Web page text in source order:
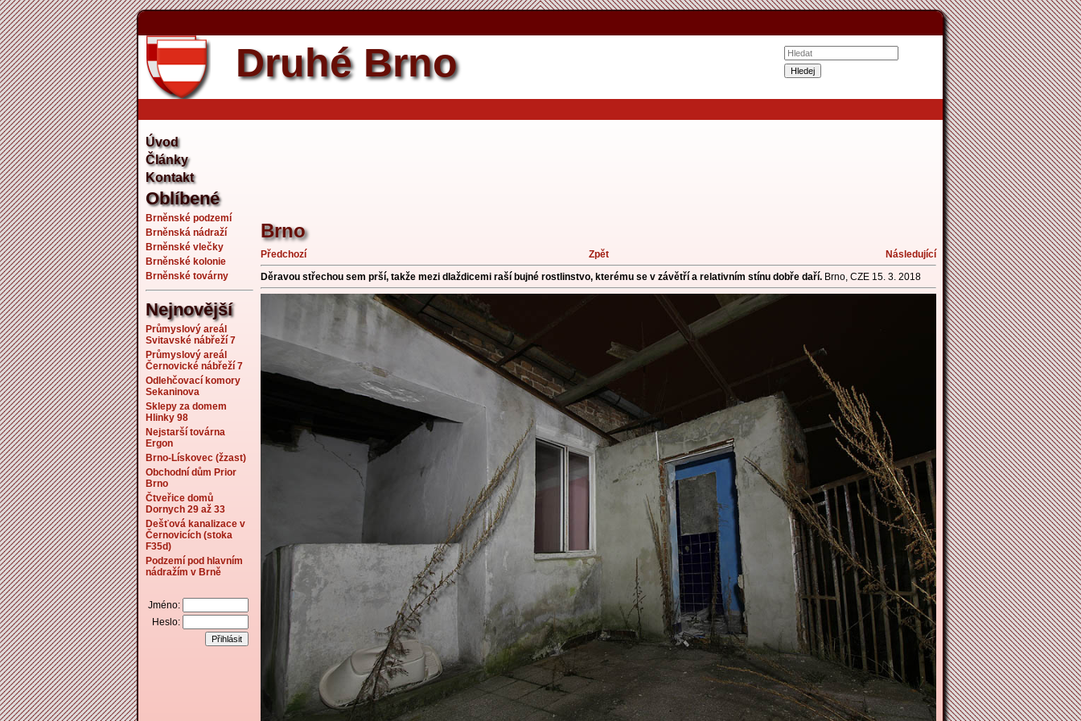
Zpět by se nemělo měnit.
Druhé Brno
Úvod
Články
Kontakt
Oblíbené
Brněnské podzemí
Brněnská nádraží
Brněnské vlečky
Brněnské kolonie
Brněnské továrny
Nejnovější
Průmyslový areál
Svitavské nábřeží 7
Průmyslový areál
Černovické nábřeží 7
Odlehčovací komory
Sekaninova
Sklepy za domem
Hlinky 98
Nejstarší továrna
Ergon
Brno-Lískovec (žzast)
Obchodní dům Prior
Brno
Čtveřice domů
Dornych 29 až 33
Dešťová kanalizace v
Černovicích (stoka
F35d)
Podzemí pod hlavním
nádražím v Brně
Jméno:
Heslo:
Brno
Předchozí Zpět
Následující
Děravou střechou sem prší, takže mezi dlaždicemi raší bujné rostlinstvo, kterému se v závětří a relativním stínu dobře daří. Brno, CZE 15. 3. 2018